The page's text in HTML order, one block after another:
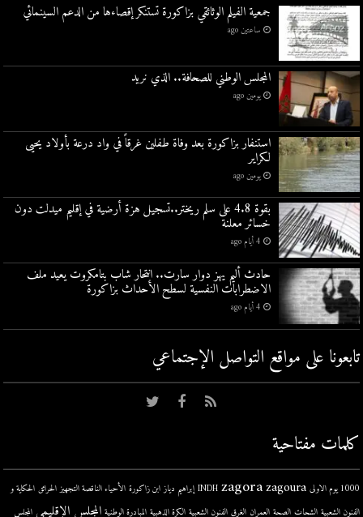
جمعية الفيلم الوثائقي بزاكورة تستنكر إقصاءها من الدعم السينمائي
ساعتين ago
المجلس الوطني للصحافة.. الذي نريد
يومين ago
استنفار بزاكورة بعد وفاة طفلين غرقاً في واد درعة بأولاد يحيى
لكراير
يومين ago
بقوة 4.8 على سلم ريختر..تسجيل هزة أرضية في إقليم ميدلت دون
خسائر معلنة
4 أيام ago
حادث أليم يهز دوار سارت.. انتحار شاب بتامكروت يعيد ملف
الاضطرابات النفسية لسطح الأحداث بزاكورة
4 أيام ago
تابعونا على مواقع التواصل اﻹجتماعي
كلمات مفتاحية
1000 يوم الاولى INDH zagora zagoura إبراهيم دياز ابن زاكورة الأحياء الناقصة التجهيز الحرائق الحكاية و
الفنون الشعبية الشحات الصحة العمران الغرق الفنون الشعبية الكرة الذهبية المبادرة الوطنية المجلس الإقليمي المجلس